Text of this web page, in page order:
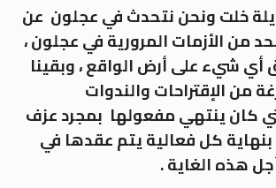
خلت ونحن نتحدث في عجلون عن
من الأزمات المرورية في عجلون ،
أي شيء على أرض الواقع ، وبقينا
من الإقتراحات والندوات
كان ينتهي مفعولها بمجرد عزف
كل فعالية يتم عقدها في
هذه الغاية .